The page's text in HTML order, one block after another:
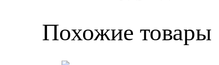
Похожие товары